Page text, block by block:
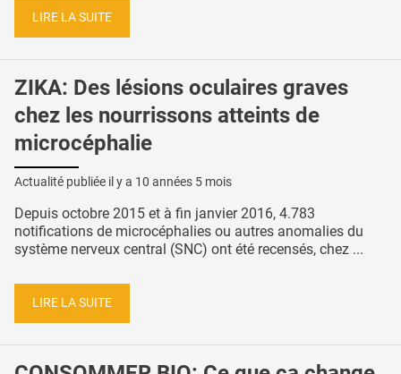
LIRE LA SUITE
ZIKA: Des lésions oculaires graves
chez les nourrissons atteints de
microcéphalie
Actualité publiée il y a 10 années 5 mois
Depuis octobre 2015 et à fin janvier 2016, 4.783
notifications de microcéphalies ou autres anomalies du
système nerveux central (SNC) ont été recensés, chez ...
LIRE LA SUITE